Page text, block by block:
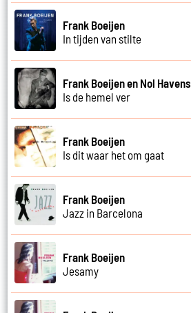
Frank Boeijen
In tijden van stilte
Frank Boeijen en Nol Havens
Is de hemel ver
Frank Boeijen
Is dit waar het om gaat
Frank Boeijen
Jazz in Barcelona
Frank Boeijen
Jesamy